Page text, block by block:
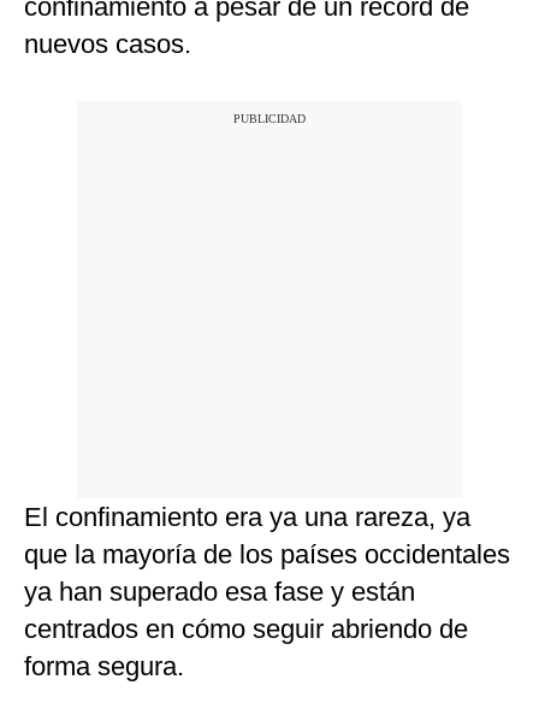
confinamiento a pesar de un récord de
nuevos casos.
El confinamiento era ya una rareza, ya
que la mayoría de los países occidentales
ya han superado esa fase y están
centrados en cómo seguir abriendo de
forma segura.